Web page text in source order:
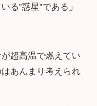
る”惑星”である」
超高温で燃えてい
あんまり考えられ